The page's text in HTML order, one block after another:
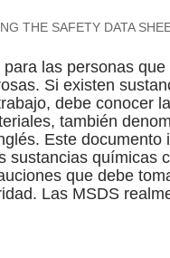
THE SAFETY DATA
las personas
Si existen
debe conocer
también
Este documento
sustancias químicas
que debe
Las MSDS